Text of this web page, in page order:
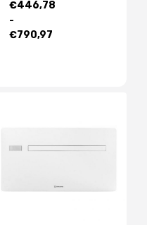
€446,78
-
€790,97
FASCIA
DI
PREZZO: